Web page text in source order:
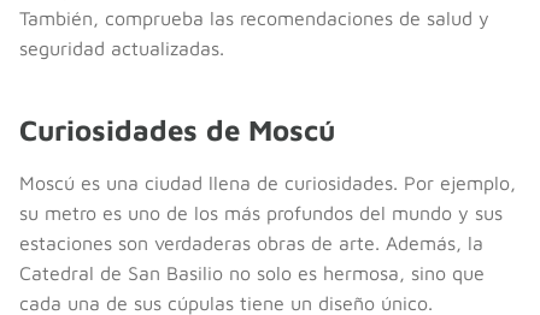
También, comprueba las recomendaciones de salud y
seguridad actualizadas.
Curiosidades de Moscú
Moscú es una ciudad llena de curiosidades. Por ejemplo,
su metro es uno de los más profundos del mundo y sus
estaciones son verdaderas obras de arte. Además, la
Catedral de San Basilio no solo es hermosa, sino que
cada una de sus cúpulas tiene un diseño único.